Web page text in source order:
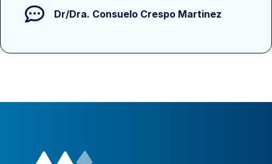
Dr/Dra. Consuelo Crespo Martinez